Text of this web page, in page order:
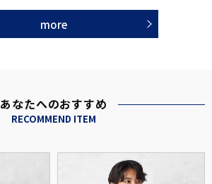
more
あなたへのおすすめ
RECOMMEND ITEM